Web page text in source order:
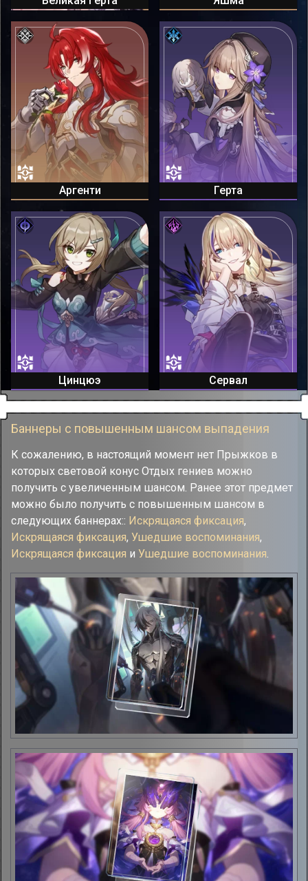
Аргенти Герта
Цинцюэ Сервал
Баннеры с повышенным шансом выпадения
К сожалению, в настоящий момент нет Прыжков в
которых световой конус Отдых гениев можно
получить с увеличенным шансом. Ранее этот предмет
можно было получить с повышенным шансом в
следующих баннерах:: Искрящаяся фиксация,
Искрящаяся фиксация, Ушедшие воспоминания,
Искрящаяся фиксация и Ушедшие воспоминания.